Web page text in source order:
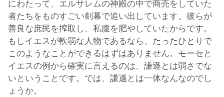
にわたって、エルサレムの神殿の中で商売をしていた
者たちをものすごい剣幕で追い出しています。彼らが
善良な庶民を搾取し、私腹を肥やしていたからです。
もしイエスが軟弱な人物であるなら、たったひとりで
このようなことができるはずはありません。モーセと
イエスの例から確実に言えるのは、謙遜とは弱さでな
いということです。では、謙遜とは一体なんなのでし
ょうか。